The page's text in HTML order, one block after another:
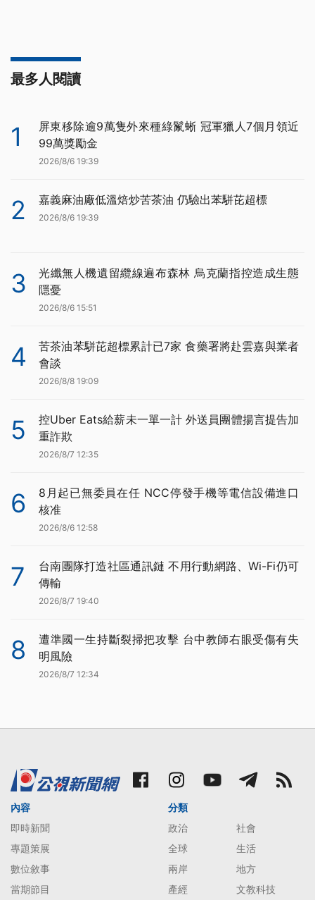
最多人閱讀
1
屏東移除逾9萬隻外來種綠鬣蜥 冠軍獵人7個月領近
99萬獎勵金
2026/8/6 19:39
2 嘉義麻油廠低溫焙炒苦茶油 仍驗出苯駢芘超標
2026/8/6 19:39
3
光纖無人機遺留纜線遍布森林 烏克蘭指控造成生態
隱憂
2026/8/6 15:51
4
苦茶油苯駢芘超標累計已7家 食藥署將赴雲嘉與業者
會談
2026/8/8 19:09
5
控Uber Eats給薪未一單一計 外送員團體揚言提告加
重詐欺
2026/8/7 12:35
6
8月起已無委員在任 NCC停發手機等電信設備進口
核准
2026/8/6 12:58
7
台南團隊打造社區通訊鏈 不用行動網路、Wi-Fi仍可
傳輸
2026/8/7 19:40
8
遭準國一生持斷裂掃把攻擊 台中教師右眼受傷有失
明風險
2026/8/7 12:34
內容
即時新聞
專題策展
數位敘事
當期節目
分類
政治
社會
全球
生活
兩岸
地方
產經
文教科技